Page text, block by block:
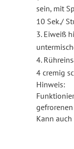
sein, mit
10 Sek./
3. Eiweiß
4.
4 cremig
Hinweis:
Kann